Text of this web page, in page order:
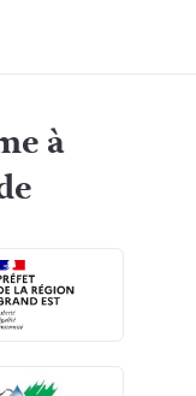
à